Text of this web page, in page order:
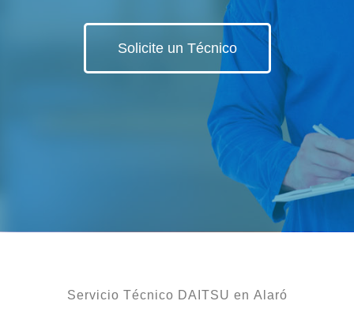
Solicite un Técnico
Servicio Técnico DAITSU en Alaró